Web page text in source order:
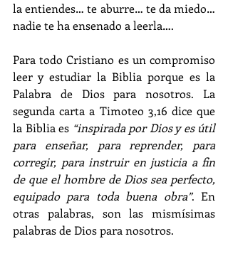
la entiendes… te aburre… te da miedo…
nadie te ha ensenado a leerla….
Para todo Cristiano es un compromiso
leer y estudiar la Biblia porque es la
Palabra de Dios para nosotros. La
segunda carta a Timoteo 3,16 dice que
la Biblia es “inspirada por Dios y es útil
para enseñar, para reprender, para
corregir, para instruir en justicia a fin
de que el hombre de Dios sea perfecto,
equipado para toda buena obra”. En
otras palabras, son las mismísimas
palabras de Dios para nosotros.